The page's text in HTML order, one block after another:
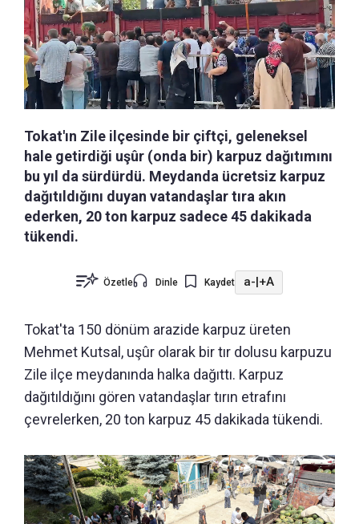
Tokat'ın Zile ilçesinde bir çiftçi, geleneksel
hale getirdiği uşûr (onda bir) karpuz dağıtımını
bu yıl da sürdürdü. Meydanda ücretsiz karpuz
dağıtıldığını duyan vatandaşlar tıra akın
ederken, 20 ton karpuz sadece 45 dakikada
tükendi.
Özetle Dinle Kaydet a-|+A
Tokat'ta 150 dönüm arazide karpuz üreten
Mehmet Kutsal, uşûr olarak bir tır dolusu karpuzu
Zile ilçe meydanında halka dağıttı. Karpuz
dağıtıldığını gören vatandaşlar tırın etrafını
çevrelerken, 20 ton karpuz 45 dakikada tükendi.